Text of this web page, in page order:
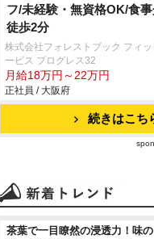
フ/未経験・無資格OK/食
徒歩2分
株式会社フォレストブック フィ
ービス プログレス32
月給18万円～22万円
正社員 / 大阪府
続きはこち
茶葉で一目瞭然の浸透力！味の